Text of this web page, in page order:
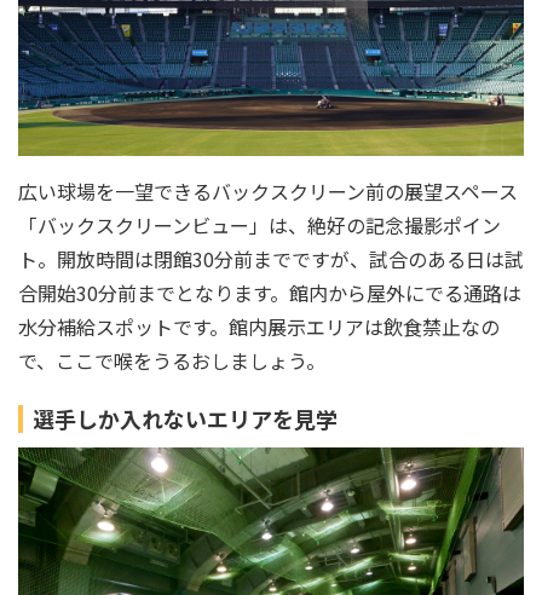
広い球場を一望できるバックスクリーン前の展望スペース
「バックスクリーンビュー」は、絶好の記念撮影ポイン
ト。開放時間は閉館30分前までですが、試合のある日は試
合開始30分前までとなります。館内から屋外にでる通路は
水分補給スポットです。館内展示エリアは飲食禁止なの
で、ここで喉をうるおしましょう。
選手しか入れないエリアを見学